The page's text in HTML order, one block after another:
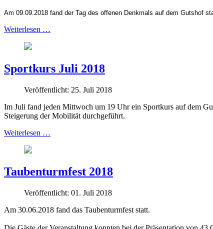
Am 09.09.2018 fand der Tag des offenen Denkmals auf dem Gutshof
Weiterlesen …
Sportkurs Juli 2018
Veröffentlicht: 25. Juli 2018
Im Juli fand jeden Mittwoch um 19 Uhr ein Sportkurs auf dem
Steigerung der Mobilität durchgeführt.
Weiterlesen …
Taubenturmfest 2018
Veröffentlicht: 01. Juli 2018
Am 30.06.2018 fand das Taubenturmfest statt.